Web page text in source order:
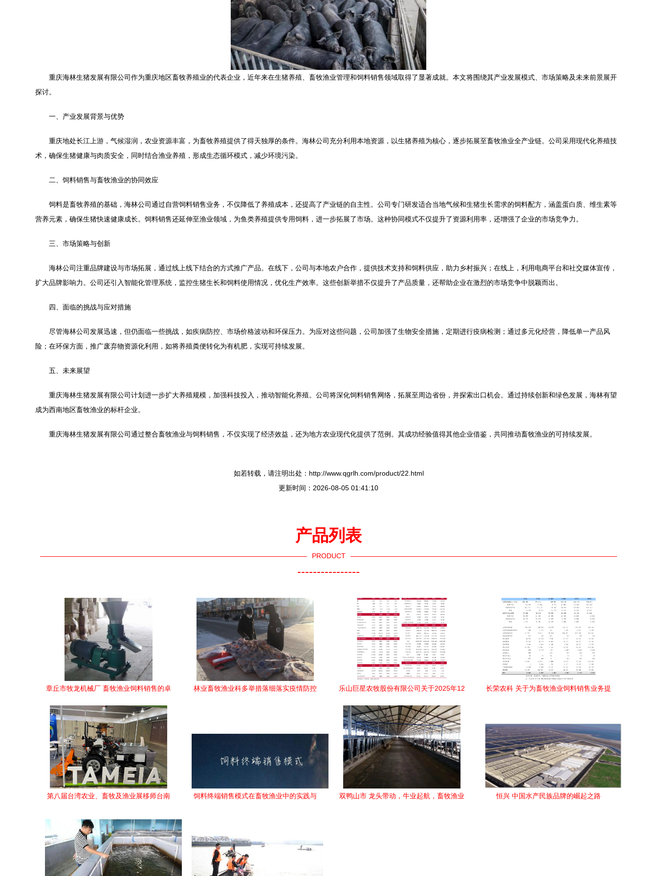
重庆海林生猪发展有限公司作为重庆地区畜牧养殖业的代表企业，近年来在生猪养殖、畜牧渔业管理和饲料销售领域取得了显著成就。本文将围绕其产业发展模式、市场策略及未来前景展开
探讨。
一、产业发展背景与优势
重庆地处长江上游，气候湿润，农业资源丰富，为畜牧养殖提供了得天独厚的条件。海林公司充分利用本地资源，以生猪养殖为核心，逐步拓展至畜牧渔业全产业链。公司采用现代化养殖技
术，确保生猪健康与肉质安全，同时结合渔业养殖，形成生态循环模式，减少环境污染。
二、饲料销售与畜牧渔业的协同效应
饲料是畜牧养殖的基础，海林公司通过自营饲料销售业务，不仅降低了养殖成本，还提高了产业链的自主性。公司专门研发适合当地气候和生猪生长需求的饲料配方，涵盖蛋白质、维生素等
营养元素，确保生猪快速健康成长。饲料销售还延伸至渔业领域，为鱼类养殖提供专用饲料，进一步拓展了市场。这种协同模式不仅提升了资源利用率，还增强了企业的市场竞争力。
三、市场策略与创新
海林公司注重品牌建设与市场拓展，通过线上线下结合的方式推广产品。在线下，公司与本地农户合作，提供技术支持和饲料供应，助力乡村振兴；在线上，利用电商平台和社交媒体宣传，
扩大品牌影响力。公司还引入智能化管理系统，监控生猪生长和饲料使用情况，优化生产效率。这些创新举措不仅提升了产品质量，还帮助企业在激烈的市场竞争中脱颖而出。
四、面临的挑战与应对措施
尽管海林公司发展迅速，但仍面临一些挑战，如疾病防控、市场价格波动和环保压力。为应对这些问题，公司加强了生物安全措施，定期进行疫病检测；通过多元化经营，降低单一产品风
险；在环保方面，推广废弃物资源化利用，如将养殖粪便转化为有机肥，实现可持续发展。
五、未来展望
重庆海林生猪发展有限公司计划进一步扩大养殖规模，加强科技投入，推动智能化养殖。公司将深化饲料销售网络，拓展至周边省份，并探索出口机会。通过持续创新和绿色发展，海林有望
成为西南地区畜牧渔业的标杆企业。
重庆海林生猪发展有限公司通过整合畜牧渔业与饲料销售，不仅实现了经济效益，还为地方农业现代化提供了范例。其成功经验值得其他企业借鉴，共同推动畜牧渔业的可持续发展。
如若转载，请注明出处：http://www.qgrlh.com/product/22.html
更新时间：2026-08-05 01:41:10
产品列表
PRODUCT
----------------
章丘市牧龙机械厂 畜牧渔业饲料销售的卓
林业畜牧渔业科多举措落细落实疫情防控
乐山巨星农牧股份有限公司关于2025年12
长荣农科 关于为畜牧渔业饲料销售业务提
第八届台湾农业、畜牧及渔业展移师台南
度彰显展会成功转型
饲料终端销售模式在畜牧渔业中的实践与
双鸭山市 龙头带动，牛业起航，畜牧渔业
恒兴 中国水产民族品牌的崛起之路